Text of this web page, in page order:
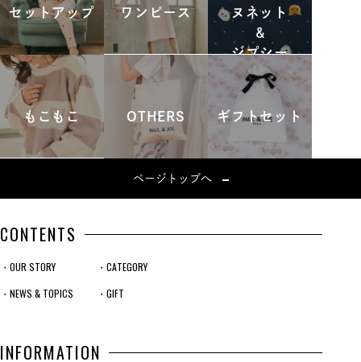
セットアップ ワンピース
ヌネット
&
ジプシー
もこもこ OTHERS ギフトセット
ページトップへ
CONTENTS
・OUR STORY
・NEWS & TOPICS
・CATEGORY
・GIFT
INFORMATION